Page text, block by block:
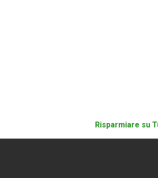
Risparmiare su